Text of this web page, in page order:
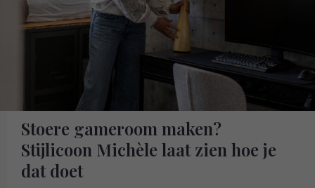
Stoere gameroom maken?
Stijlicoon Michèle laat zien hoe je
dat doet